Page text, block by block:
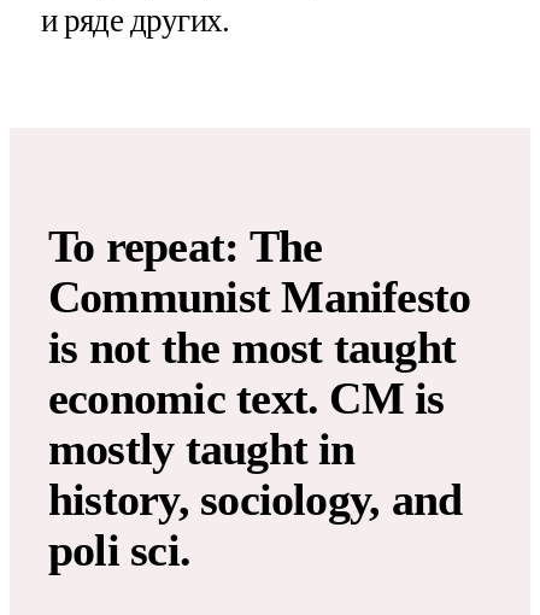
и ряде других.
To repeat: The
Communist Manifesto
is not the most taught
economic text. CM is
mostly taught in
history, sociology, and
poli sci.